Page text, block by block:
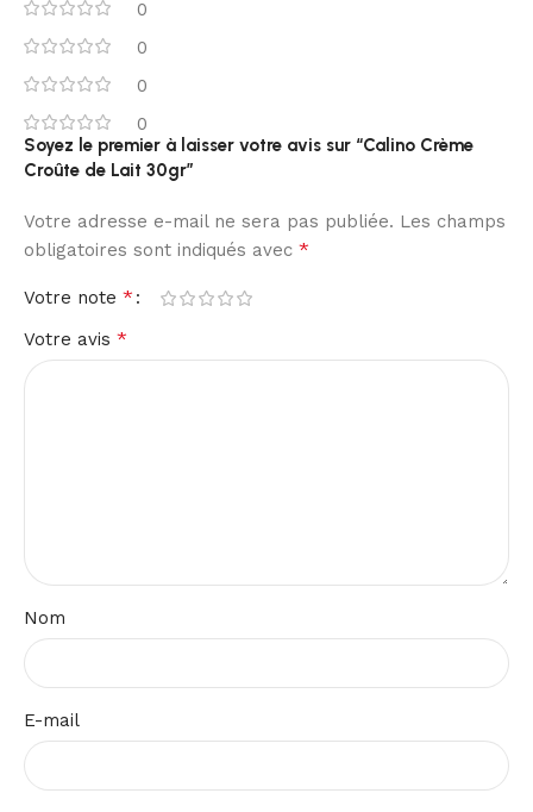
0
0
0
0
Soyez le premier à laisser votre avis sur “Calino Crème
Croûte de Lait 30gr”
Votre adresse e-mail ne sera pas publiée. Les champs
obligatoires sont indiqués avec *
Votre note *
Votre avis *
Nom
E-mail